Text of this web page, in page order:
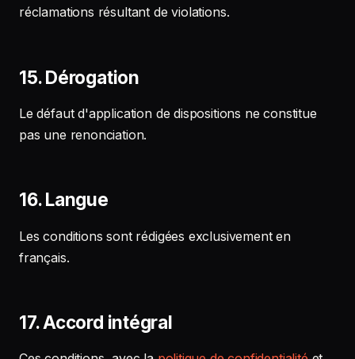
réclamations résultant de violations.
15. Dérogation
Le défaut d'application de dispositions ne constitue
pas une renonciation.
16. Langue
Les conditions sont rédigées exclusivement en
français.
17. Accord intégral